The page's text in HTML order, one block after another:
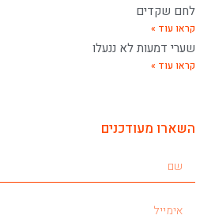
לחם שקדים
קראו עוד »
שערי דמעות לא ננעלו
קראו עוד »
השארו מעודכנים